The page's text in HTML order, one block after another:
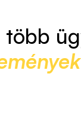
több